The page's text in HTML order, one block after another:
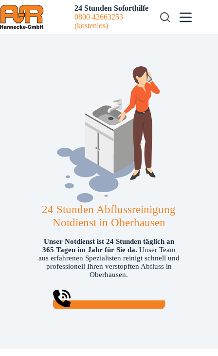
Zum
Inhalt
springen
24 Stunden Soforthilfe
0800 42663253
(kostenlos)
24 Stunden Abflussreinigung
Notdienst in Oberhausen
Unser Notdienst ist 24 Stunden täglich an
365 Tagen im Jahr für Sie da. Unser Team
aus erfahrenen Spezialisten reinigt schnell und
professionell Ihren verstopften Abfluss in
Oberhausen.
0800 42663253 (kostenlos)